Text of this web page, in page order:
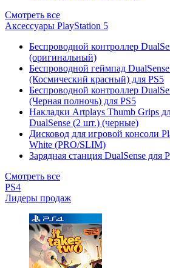
Смотреть все
Аксессуары PlayStation 5
Беспроводной контроллер
(оригинальный)
Беспроводной геймпад
(Космический красный) для PS5
Беспроводной контроллер
(Черная полночь) для PS5
Накладки Artplays Thumb Grips
DualSense (2 шт.) (черные)
Дисковод для игровой консоли
White (PRO/SLIM)
Зарядная станция DualSense для
Смотреть все
PS4
Лидеры продаж